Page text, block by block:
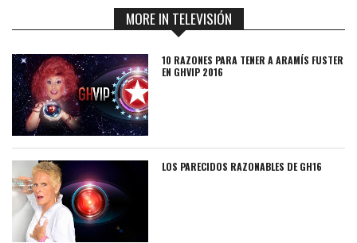
MORE IN TELEVISIÓN
10 RAZONES PARA TENER A ARAMÍS FUSTER
EN GHVIP 2016
LOS PARECIDOS RAZONABLES DE GH16